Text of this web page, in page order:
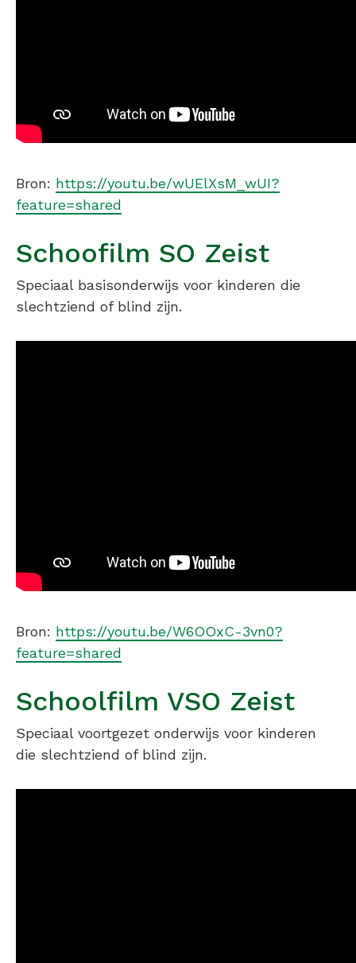
Bron: https://youtu.be/wUElXsM_wUI?
feature=shared
Schoofilm SO Zeist
Speciaal basisonderwijs voor kinderen die
slechtziend of blind zijn.
Bron: https://youtu.be/W6OOxC-3vn0?
feature=shared
Schoolfilm VSO Zeist
Speciaal voortgezet onderwijs voor kinderen
die slechtziend of blind zijn.